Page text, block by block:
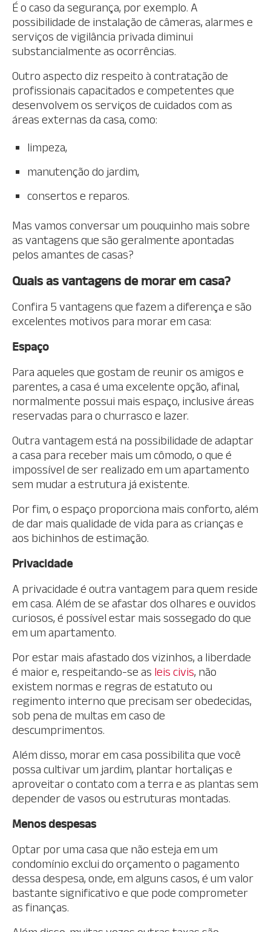
É o caso da segurança, por exemplo. A
possibilidade de instalação de câmeras, alarmes e
serviços de vigilância privada diminui
substancialmente as ocorrências.
Outro aspecto diz respeito à contratação de
profissionais capacitados e competentes que
desenvolvem os serviços de cuidados com as
áreas externas da casa, como:
limpeza,
manutenção do jardim,
consertos e reparos.
Mas vamos conversar um pouquinho mais sobre
as vantagens que são geralmente apontadas
pelos amantes de casas?
Quais as vantagens de morar em casa?
Confira 5 vantagens que fazem a diferença e são
excelentes motivos para morar em casa:
Espaço
Para aqueles que gostam de reunir os amigos e
parentes, a casa é uma excelente opção, afinal,
normalmente possui mais espaço, inclusive áreas
reservadas para o churrasco e lazer.
Outra vantagem está na possibilidade de adaptar
a casa para receber mais um cômodo, o que é
impossível de ser realizado em um apartamento
sem mudar a estrutura já existente.
Por fim, o espaço proporciona mais conforto, além
de dar mais qualidade de vida para as crianças e
aos bichinhos de estimação.
Privacidade
A privacidade é outra vantagem para quem reside
em casa. Além de se afastar dos olhares e ouvidos
curiosos, é possível estar mais sossegado do que
em um apartamento.
Por estar mais afastado dos vizinhos, a liberdade
é maior e, respeitando-se as leis civis, não
existem normas e regras de estatuto ou
regimento interno que precisam ser obedecidas,
sob pena de multas em caso de
descumprimentos.
Além disso, morar em casa possibilita que você
possa cultivar um jardim, plantar hortaliças e
aproveitar o contato com a terra e as plantas sem
depender de vasos ou estruturas montadas.
Menos despesas
Optar por uma casa que não esteja em um
condomínio exclui do orçamento o pagamento
dessa despesa, onde, em alguns casos, é um valor
bastante significativo e que pode comprometer
as finanças.